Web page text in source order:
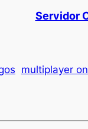
Servidor
multiplayer